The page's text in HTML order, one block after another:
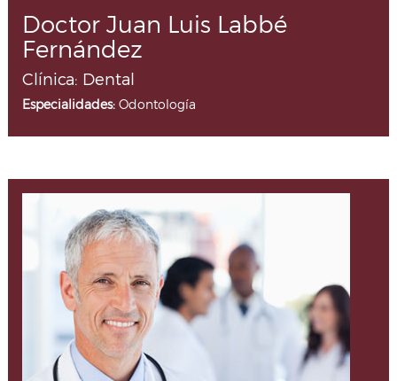
Doctor Juan Luis Labbé
Fernández
Clínica: Dental
Especialidades: Odontología